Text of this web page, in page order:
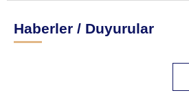
Haberler / Duyurular